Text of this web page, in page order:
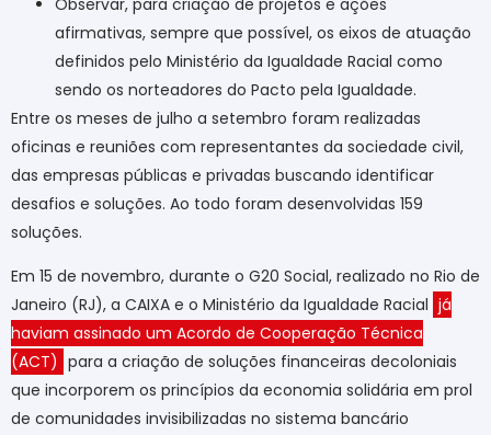
afirmativas, sempre que possível, os eixos de atuação
definidos pelo Ministério da Igualdade Racial como
sendo os norteadores do Pacto pela Igualdade.
Entre os meses de julho a setembro foram realizadas
oficinas e reuniões com representantes da sociedade civil,
das empresas públicas e privadas buscando identificar
desafios e soluções. Ao todo foram desenvolvidas 159
soluções.
Em 15 de novembro, durante o G20 Social, realizado no Rio de
Janeiro (RJ), a CAIXA e o Ministério da Igualdade Racial já
haviam assinado um Acordo de Cooperação Técnica
(ACT) para a criação de soluções financeiras decoloniais
que incorporem os princípios da economia solidária em prol
de comunidades invisibilizadas no sistema bancário